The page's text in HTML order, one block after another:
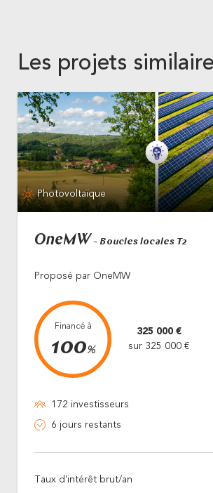
Les projets
Photovoltaïque
OneMW - Boucles locales T2
Proposé par OneMW
Financé à
100%
325 000 €
sur 325 000 €
172 investisseurs
6 jours restants
Taux d'intérêt brut/an